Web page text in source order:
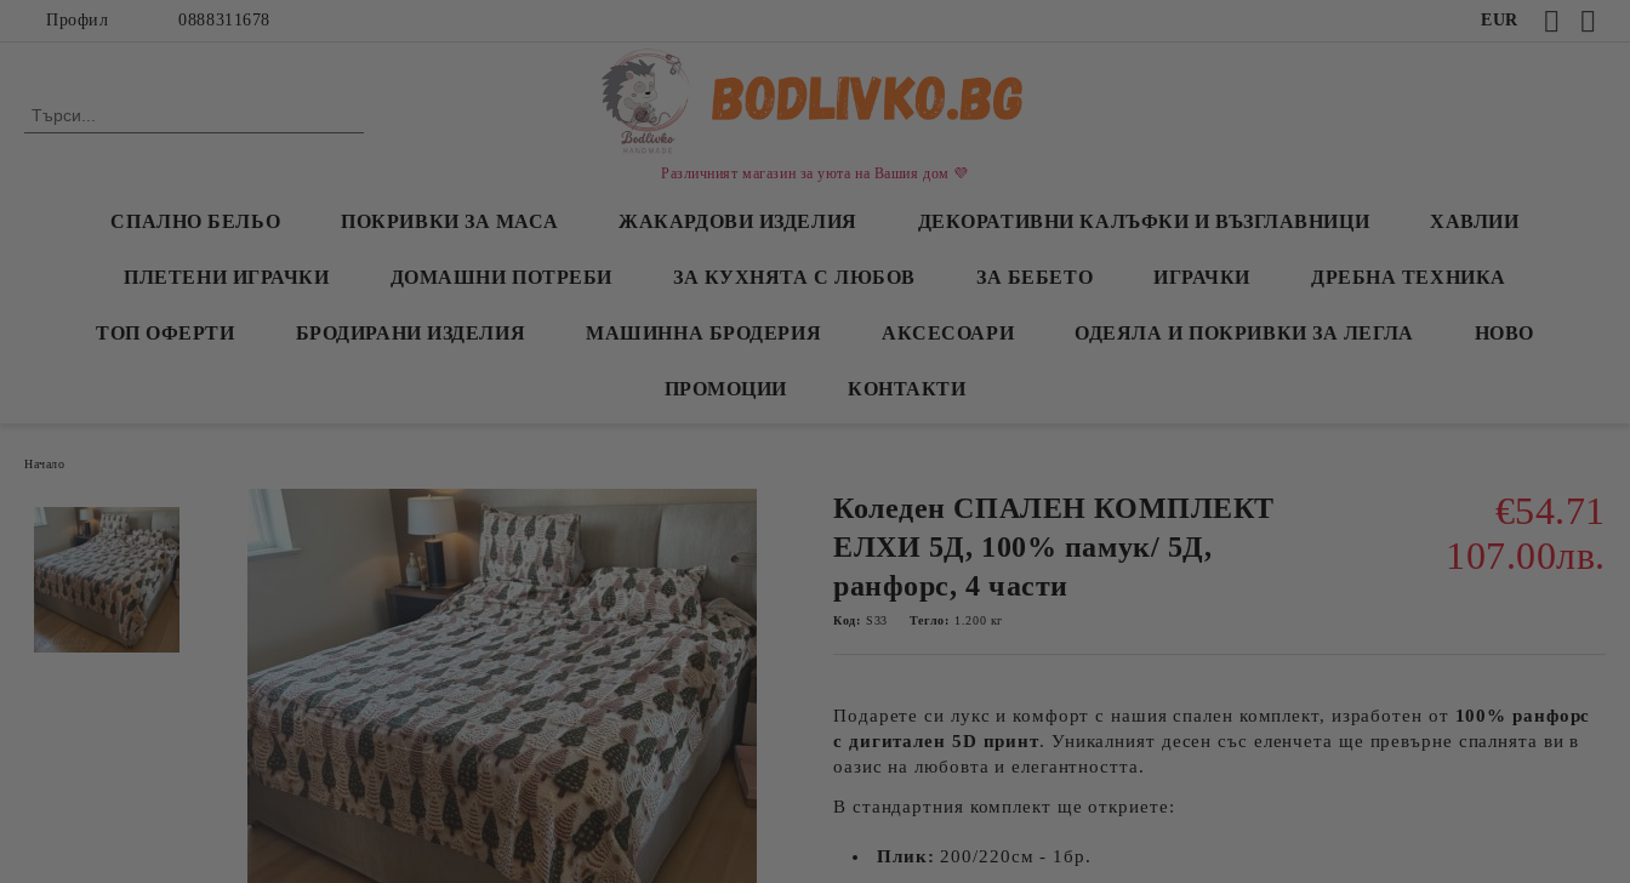
Профил 0888311678 EUR
Различният магазин за уюта на Вашия дом 💜
СПАЛНО БЕЛЬО ПОКРИВКИ ЗА МАСА ЖАКАРДОВИ ИЗДЕЛИЯ ДЕКОРАТИВНИ КАЛЪФКИ И ВЪЗГЛАВНИЦИ ХАВЛИИ
ПЛЕТЕНИ ИГРАЧКИ ДОМАШНИ ПОТРЕБИ ЗА КУХНЯТА С ЛЮБОВ ЗА БЕБЕТО ИГРАЧКИ ДРЕБНА ТЕХНИКА
ТОП ОФЕРТИ БРОДИРАНИ ИЗДЕЛИЯ МАШИННА БРОДЕРИЯ АКСЕСОАРИ ОДЕЯЛА И ПОКРИВКИ ЗА ЛЕГЛА НОВО
ПРОМОЦИИ КОНТАКТИ
Начало
Коледен СПАЛЕН КОМПЛЕКТ
ЕЛХИ 5Д, 100% памук/ 5Д,
ранфорс, 4 части
€54.71
107.00лв.
Код: S33 Тегло: 1.200 кг
Подарете си лукс и комфорт с нашия спален комплект, изработен от 100% ранфорс
с дигитален 5D принт. Уникалният десен със еленчета ще превърне спалнята ви в
оазис на любовта и елегантността.
В стандартния комплект ще откриете:
Плик: 200/220см - 1бр.